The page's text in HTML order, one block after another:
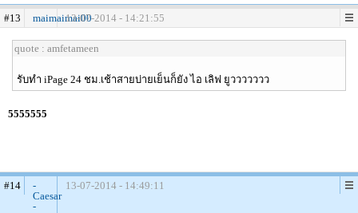
#13 maimaimai0013-07-2014 - 14:21:55
quote : amfetameen
รับทำ iPage 24 ชม.เช้าสายบ่ายเย็นก็ยัง ไอ เลิฟ ยูววววววว
5555555
#14
-
Caesar
-
13-07-2014 - 14:49:11